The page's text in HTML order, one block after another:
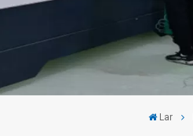
Lar